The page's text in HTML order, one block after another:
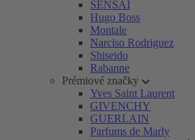
SENSAI
Hugo Boss
Montale
Narciso Rodriguez
Shiseido
Rabanne
Prémiové značky
Yves Saint Laurent
GIVENCHY
GUERLAIN
Parfums de Marly